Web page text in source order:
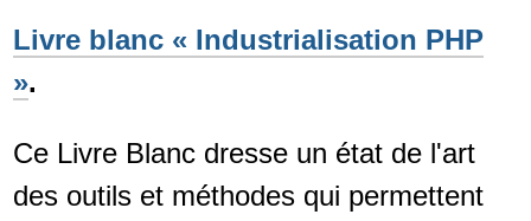
Livre blanc « Industrialisation PHP
».
Ce Livre Blanc dresse un état de l'art
des outils et méthodes qui permettent